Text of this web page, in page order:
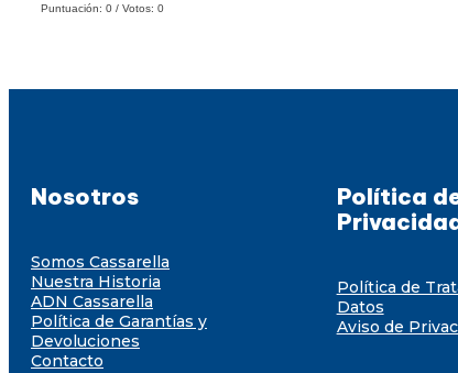
Puntuación: 0 / Votos: 0
Nosotros
Somos Cassarella
Nuestra Historia
ADN Cassarella
Política de Garantías y
Devoluciones
Contacto
Política
Política de
Datos
Aviso de